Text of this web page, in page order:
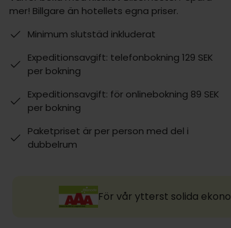
mer! Billgare än hotellets egna priser.
Minimum slutstäd inkluderat
Expeditionsavgift: telefonbokning 129 SEK
per bokning
Expeditionsavgift: för onlinebokning 89 SEK
per bokning
Paketpriset är per person med del i
dubbelrum
För vår ytterst solida